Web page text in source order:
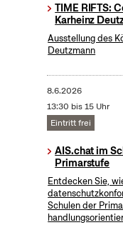
TIME RIFTS:
Karheinz
Ausstellung des
Deutzmann
8.6.2026
13:30 bis 15 Uhr
Eintritt frei
AIS.chat im
Primarstufe
Entdecken Sie,
Schulen der